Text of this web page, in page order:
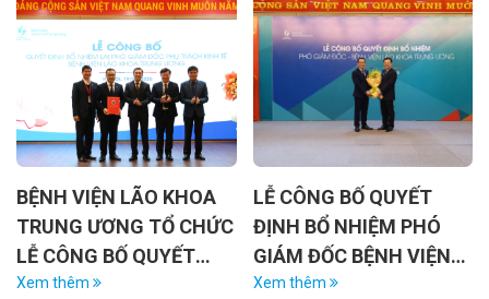
BỆNH VIỆN LÃO KHOA
TRUNG ƯƠNG TỔ CHỨC
LỄ CÔNG BỐ QUYẾT
ĐỊNH BỔ NHIỆM LẠI
Xem thêm
LỄ CÔNG BỐ QUYẾT
ĐỊNH BỔ NHIỆM PHÓ
GIÁM ĐỐC BỆNH VIỆN
LÃO KHOA TRUNG
Xem thêm